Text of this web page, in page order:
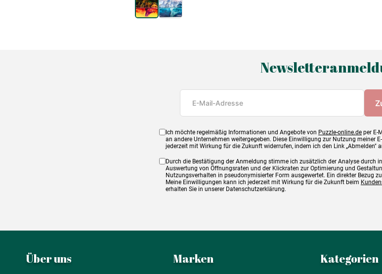
Ich möchte regelmäßig Informationen und Angebote von Puzzle-online.de per E-
an andere Unternehmen weitergegeben. Diese Einwilligung zur Nutzung meiner
jederzeit mit Wirkung für die Zukunft widerrufen, indem ich den Link „Abmelden"
Durch die Bestätigung der Anmeldung stimme ich zusätzlich der Analyse durch
Auswertung von Öffnungsraten und der Klickraten zur Optimierung und
Nutzungsverhalten in pseudonymisierter Form ausgewertet. Ein direkter Bezug
Meine Einwilligungen kann ich jederzeit mit Wirkung für die Zukunft beim
erhalten Sie in unserer Datenschutzerklärung.
Über uns Marken Kategorien